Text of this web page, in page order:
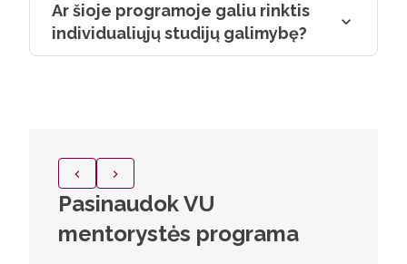
Ar šioje programoje galiu rinktis
individualiųjų studijų galimybę?
Pasinaudok VU
mentorystės programa